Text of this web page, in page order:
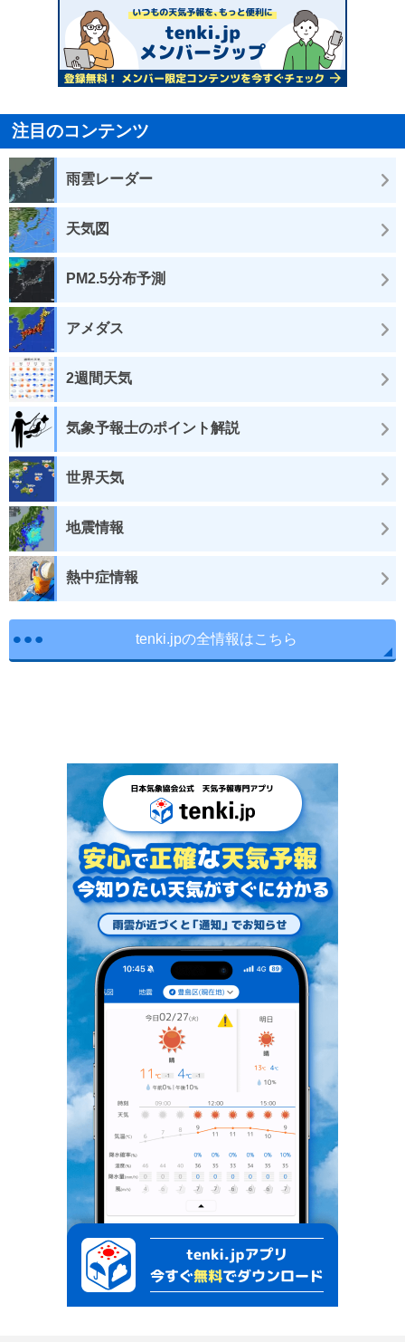
注目のコンテンツ
雨雲レーダー
天気図
PM2.5分布予測
アメダス
2週間天気
気象予報士のポイント解説
世界天気
地震情報
熱中症情報
tenki.jpの全情報はこちら